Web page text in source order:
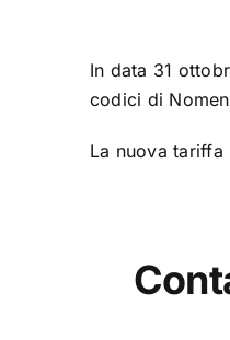
In data 31
codici di
La nuova